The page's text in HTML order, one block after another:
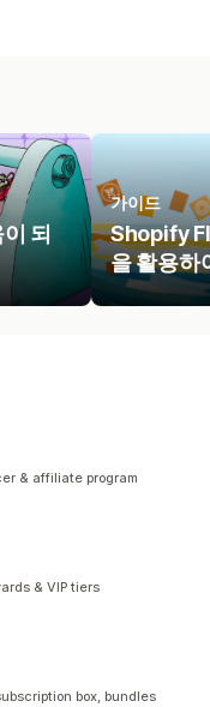
되
가이드
Shopify
을 활용하
& affiliate program
& VIP tiers
box, bundles